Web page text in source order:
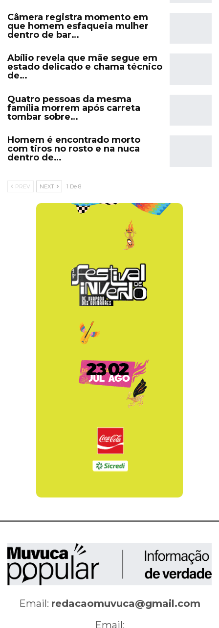
Câmera registra momento em
que homem esfaqueia mulher
dentro de bar…
Abílio revela que mãe segue em
estado delicado e chama técnico
de…
Quatro pessoas da mesma
família morrem após carreta
tombar sobre…
Homem é encontrado morto
com tiros no rosto e na nuca
dentro de…
PREV NEXT 1 De 8
Email: redacaomuvuca@gmail.com
Email: